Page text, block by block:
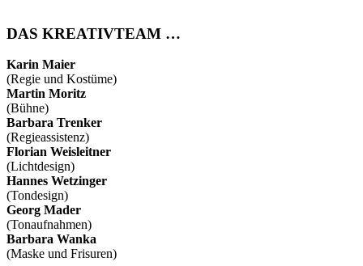
DAS KREATIVTEAM …
Karin Maier
(Regie und Kostüme)
Martin Moritz
(Bühne)
Barbara Trenker
(Regieassistenz)
Florian Weisleitner
(Lichtdesign)
Hannes Wetzinger
(Tondesign)
Georg Mader
(Tonaufnahmen)
Barbara Wanka
(Maske und Frisuren)